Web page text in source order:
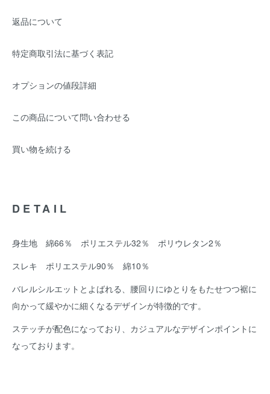
返品について
特定商取引法に基づく表記
オプションの値段詳細
この商品について問い合わせる
買い物を続ける
DETAIL
身生地 綿66％ ポリエステル32％ ポリウレタン2％
スレキ ポリエステル90％ 綿10％
バレルシルエットとよばれる、腰回りにゆとりをもたせつつ裾に
向かって緩やかに細くなるデザインが特徴的です。
ステッチが配色になっており、カジュアルなデザインポイントに
なっております。